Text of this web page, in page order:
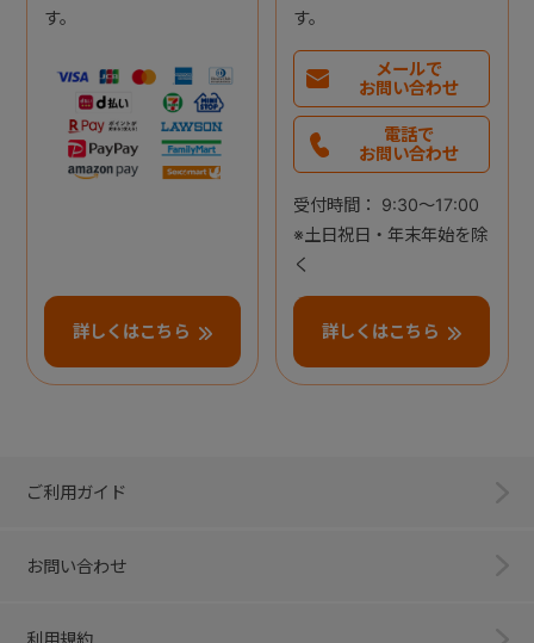
す。
詳しくはこちら
す。
メールで
お問い合わせ
電話で
お問い合わせ
受付時間： 9:30～17:00
※土日祝日・年末年始を除
く
詳しくはこちら
ご利用ガイド
お問い合わせ